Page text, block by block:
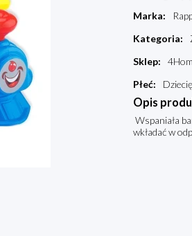
Marka:
Kategoria:
Sklep:
Płeć:
Opis
Wspaniała
wkładać w